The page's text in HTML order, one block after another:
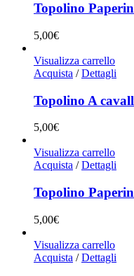
Topolino
5,00€
Visualizza carrello
Acquista / Dettagli
Topolino A
5,00€
Visualizza carrello
Acquista / Dettagli
Topolino
5,00€
Visualizza carrello
Acquista / Dettagli